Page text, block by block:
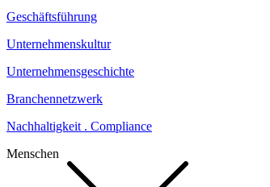
Geschäftsführung
Unternehmenskultur
Unternehmensgeschichte
Branchennetzwerk
Nachhaltigkeit . Compliance
Menschen